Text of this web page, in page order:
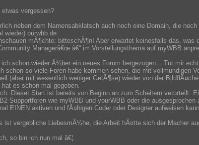
etwas vergessen?
neben dem Namensabklatsch auch noch eine Domain, die
wieder) ourwbb.de.
mÃ¶chte: bitteschÃ¶n! Aber erwartet keinesfalls das, was
Managerâ€œ â€“ im Vorstellungsthema auf myWBB
schon wieder Ã¼ber ein neues Forum hergezogen .. Tut mir
schon so viele Foren habe kommen sehen, die mit vollmundigen
(aber mit wesentlich weniger GetÃ¶se) wieder von der
hat es schon mal gegeben.
Dieser Start ist bereits von Beginn an zum Scheitern verurteilt:
Supportforen wie myWBB und yourWBB oder die
EINEN aktiven und fÃ¤higen Coder oder Designer aufweisen kann
ist vergebliche LiebesmÃ¼he, die Arbeit hÃ¤tte sich der Macher
so bin ich nun mal â€¦.